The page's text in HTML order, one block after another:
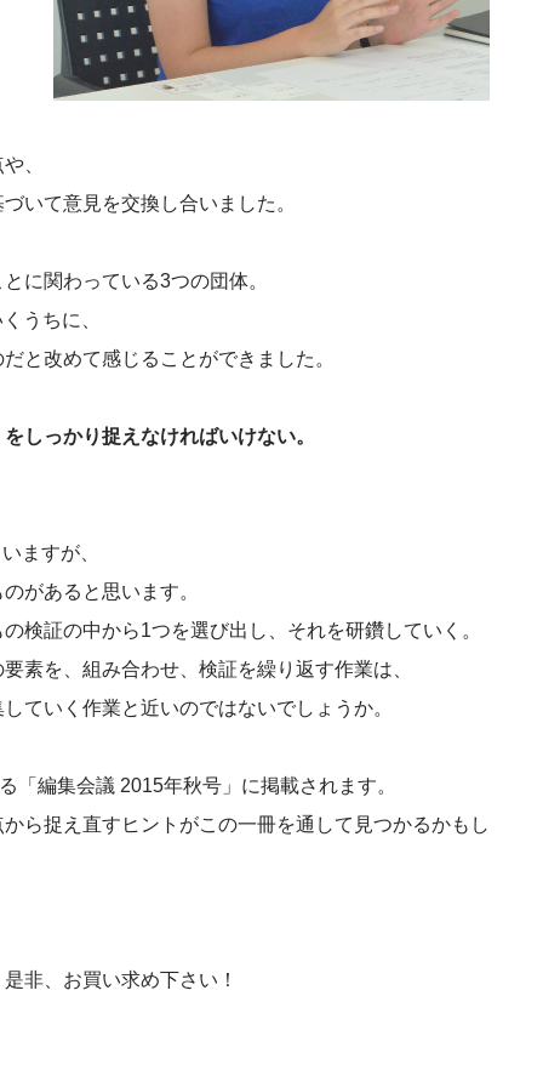
、
いて意見を交換し合いました。
に関わっている3つの団体。
うちに、
と改めて感じることができました。
しっかり捉えなければいけない。
ますが、
があると思います。
検証の中から1つを選び出し、それを研鑽していく。
素を、組み合わせ、検証を繰り返す作業は、
ていく作業と近いのではないでしょうか。
「編集会議 2015年秋号」に掲載されます。
ら捉え直すヒントがこの一冊を通して見つかるかもし
非、お買い求め下さい！